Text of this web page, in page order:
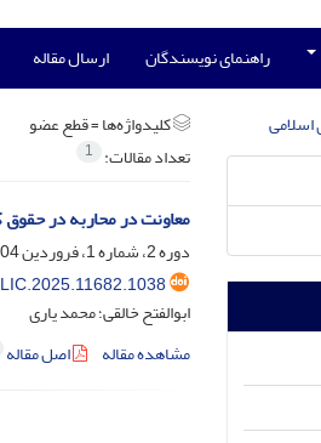
راهنمای نویسندگان ارسال مقاله
کلیدواژه‌ها =قطع عضو
تعداد مقالات: 1
معاونت در محاربه در
دوره 2، شماره 1، فروردین 1404، صفحه
ابوالفتح خالقی؛ محمد یاری
مشاهده مقاله
اصل مقاله